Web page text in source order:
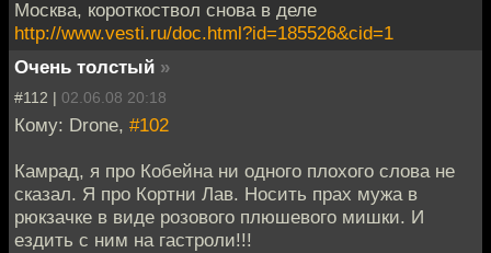
Москва, короткоствол снова в деле
http://www.vesti.ru/doc.html?id=185526&cid=1
Очень толстый »
#112 | 02.06.08 20:18
Кому: Drone, #102
Камрад, я про Кобейна ни одного плохого слова не
сказал. Я про Кортни Лав. Носить прах мужа в
рюкзачке в виде розового плюшевого мишки. И
ездить с ним на гастроли!!!